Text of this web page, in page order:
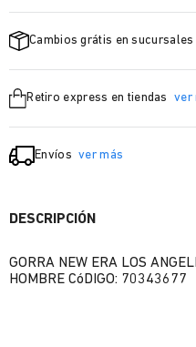
Cambios grátis en sucursales
Retiro express en tiendas ver
Envíos ver más
DESCRIPCIÓN
GORRA NEW ERA LOS
HOMBRE CóDIGO: 70343677